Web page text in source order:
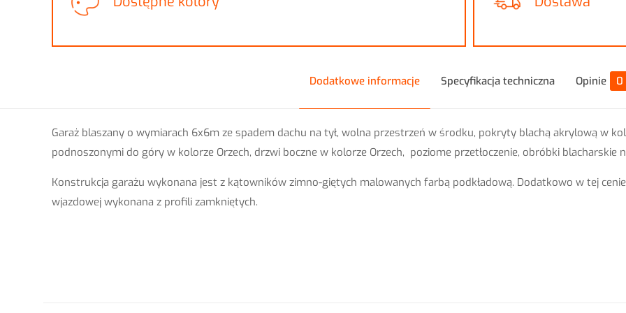
Dodatkowe informacje Specyfikacja techniczna Opinie 0
Garaż blaszany o wymiarach 6x6m ze spadem dachu na tył, wolna przestrzeń w środku, pokryty blachą akrylową w
podnoszonymi do góry w kolorze Orzech, drzwi boczne w kolorze Orzech, poziome przetłoczenie, obróbki blacharskie
Konstrukcja garażu wykonana jest z kątowników zimno-giętych malowanych farbą podkładową. Dodatkowo w tej
wjazdowej wykonana z profili zamkniętych.